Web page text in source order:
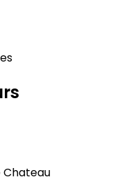
Chateau